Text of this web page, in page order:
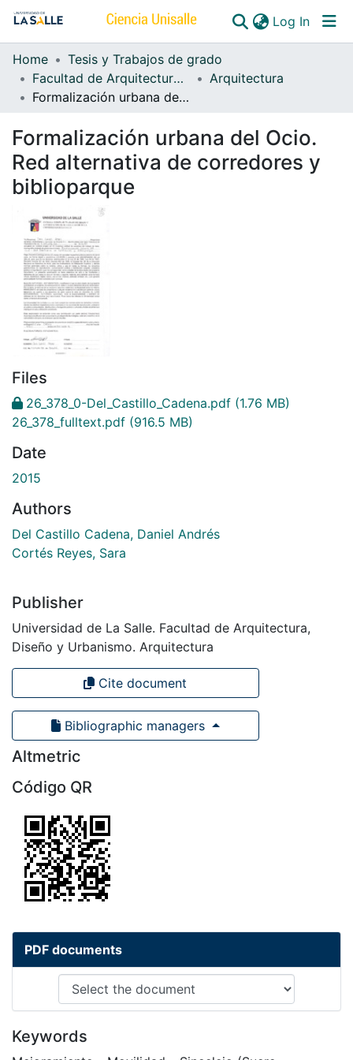
Log In
Communities & Collections
All of DSpace
Home
Tesis y Trabajos de grado
Facultad de Arquitectura, Diseño y Urbanismo
Arquitectura
Formalización urbana del Ocio. Red alternativa de corredores y biblioparque
Formalización urbana del Ocio.
Red alternativa de corredores y
biblioparque
Files
26_378_0-Del_Castillo_Cadena.pdf (1.76 MB)
26_378_fulltext.pdf (916.5 MB)
Date
2015
Authors
Del Castillo Cadena, Daniel Andrés
Cortés Reyes, Sara
Publisher
Universidad de La Salle. Facultad de Arquitectura,
Diseño y Urbanismo. Arquitectura
Cite document
Bibliographic managers
Altmetric
Código QR
PDF documents
Keywords